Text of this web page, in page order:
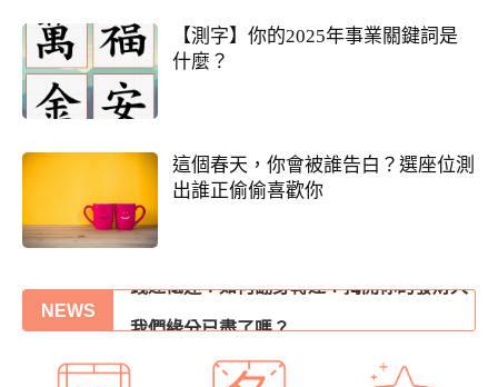
【測字】你的2025年事業關鍵詞是
什麼？
這個春天，你會被誰告白？選座位測
出誰正偷偷喜歡你
NEWS
我們的未來已註定?